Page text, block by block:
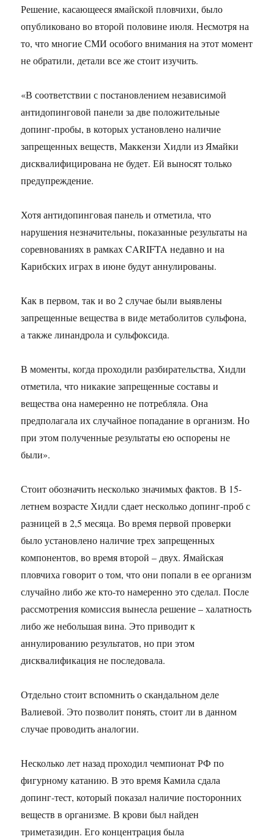
Решение, касающееся ямайской пловчихи, было
опубликовано во второй половине июля. Несмотря на
то, что многие СМИ особого внимания на этот момент
не обратили, детали все же стоит изучить.
«В соответствии с постановлением независимой
антидопинговой панели за две положительные
допинг-пробы, в которых установлено наличие
запрещенных веществ, Маккензи Хидли из Ямайки
дисквалифицирована не будет. Ей выносят только
предупреждение.
Хотя антидопинговая панель и отметила, что
нарушения незначительны, показанные результаты на
соревнованиях в рамках CARIFTA недавно и на
Карибских играх в июне будут аннулированы.
Как в первом, так и во 2 случае были выявлены
запрещенные вещества в виде метаболитов сульфона,
а также линандрола и сульфоксида.
В моменты, когда проходили разбирательства, Хидли
отметила, что никакие запрещенные составы и
вещества она намеренно не потребляла. Она
предполагала их случайное попадание в организм. Но
при этом полученные результаты ею оспорены не
были».
Стоит обозначить несколько значимых фактов. В 15-
летнем возрасте Хидли сдает несколько допинг-проб с
разницей в 2,5 месяца. Во время первой проверки
было установлено наличие трех запрещенных
компонентов, во время второй – двух. Ямайская
пловчиха говорит о том, что они попали в ее организм
случайно либо же кто-то намеренно это сделал. После
рассмотрения комиссия вынесла решение – халатность
либо же небольшая вина. Это приводит к
аннулированию результатов, но при этом
дисквалификация не последовала.
Отдельно стоит вспомнить о скандальном деле
Валиевой. Это позволит понять, стоит ли в данном
случае проводить аналогии.
Несколько лет назад проходил чемпионат РФ по
фигурному катанию. В это время Камила сдала
допинг-тест, который показал наличие посторонних
веществ в организме. В крови был найден
триметазидин. Его концентрация была